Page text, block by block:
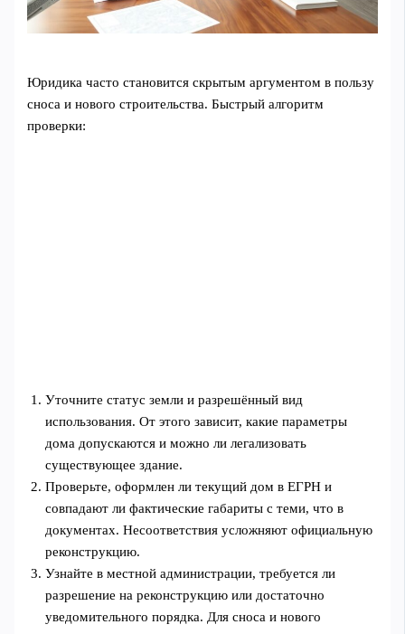
Юридика часто становится скрытым аргументом в пользу
сноса и нового строительства. Быстрый алгоритм
проверки:
Уточните статус земли и разрешённый вид
использования. От этого зависит, какие параметры
дома допускаются и можно ли легализовать
существующее здание.
Проверьте, оформлен ли текущий дом в ЕГРН и
совпадают ли фактические габариты с теми, что в
документах. Несоответствия усложняют официальную
реконструкцию.
Узнайте в местной администрации, требуется ли
разрешение на реконструкцию или достаточно
уведомительного порядка. Для сноса и нового